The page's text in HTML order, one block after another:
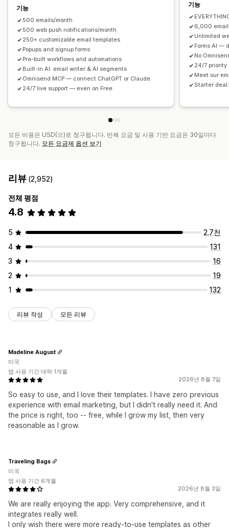
기능
500 emails/month
500 web push notifications/month
250+ customizable email templates
Popups and signup forms
Pre-built workflows and automations
Built-in AI: email writer & AI segments
Omnisend MCP — connect ChatGPT or Claude
24/7 live support — even on Free
기능
6,000
Unlimited
Forms AI —
No
24/7 priority
Meet our
Starter
모든 비용은 USD(으)로 청구됩니다. 반복 요금 및 사용 기반 요금은 30일마다
청구됩니다. 모든 요금제 옵션 보기
리뷰 (2,952)
전체 평점
4.8
5
2.7천
4
131
3
16
2
19
1
132
리뷰 작성 모든 리뷰
2026년 8월 7일
So easy to use, and I love their templates. I have zero previous
experience with email marketing, but I didn't really need it. And
the price is right, too -- free, while I grow my list, then very
reasonable as I grow.
Madeline August
미국
앱 사용 기간 대략 1개월
2026년 8월 3일
We are really enjoying the app. Very comprehensive, and it
integrates really well.
I only wish there were more ready-to-use templates as other
Traveling Bags
미국
앱 사용 기간 6개월